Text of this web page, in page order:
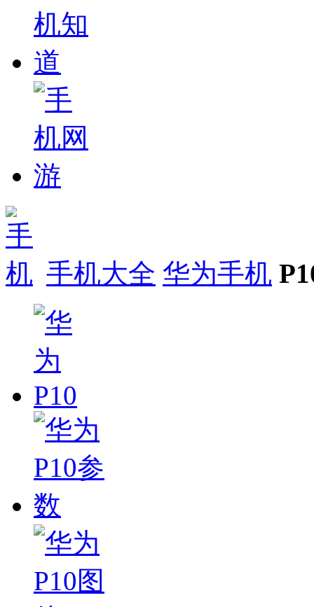
手机大全 华为手机